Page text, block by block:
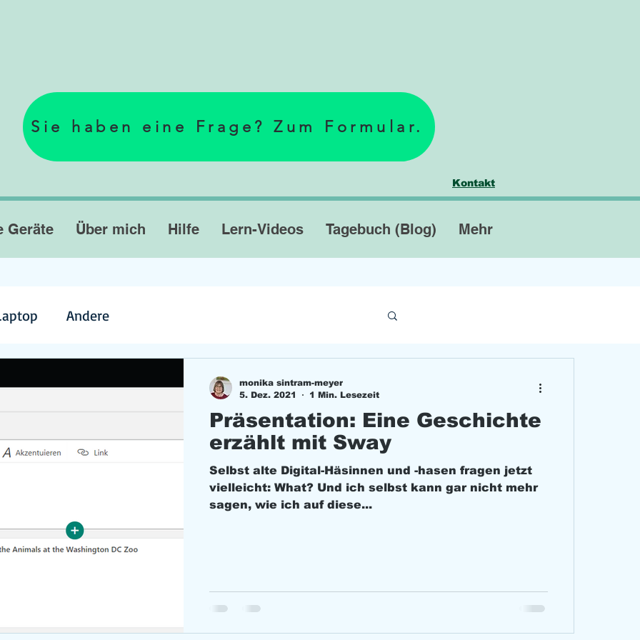
Sie haben eine Frage? Zum Formular.
Kontakt
Geräte Über mich Hilfe Lern-Videos Tagebuch (Blog) Mehr
Andere
Präsentation: Eine Geschichte
erzählt mit Sway
Selbst alte Digital-Häsinnen und -hasen fragen jetzt
vielleicht: What? Und ich selbst kann gar nicht mehr
sagen, wie ich auf diese...
monika sintram-meyer
5. Dez. 2021
1 Min. Lesezeit